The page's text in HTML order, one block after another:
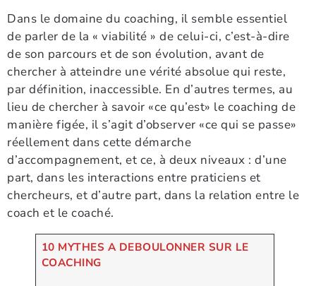
Dans le domaine du coaching, il semble essentiel
de parler de la « viabilité » de celui-ci, c’est-à-dire
de son parcours et de son évolution, avant de
chercher à atteindre une vérité absolue qui reste,
par définition, inaccessible. En d’autres termes, au
lieu de chercher à savoir «ce qu’est» le coaching de
manière figée, il s’agit d’observer «ce qui se passe»
réellement dans cette démarche
d’accompagnement, et ce, à deux niveaux : d’une
part, dans les interactions entre praticiens et
chercheurs, et d’autre part, dans la relation entre le
coach et le coaché.
10 MYTHES A DEBOULONNER SUR LE
COACHING